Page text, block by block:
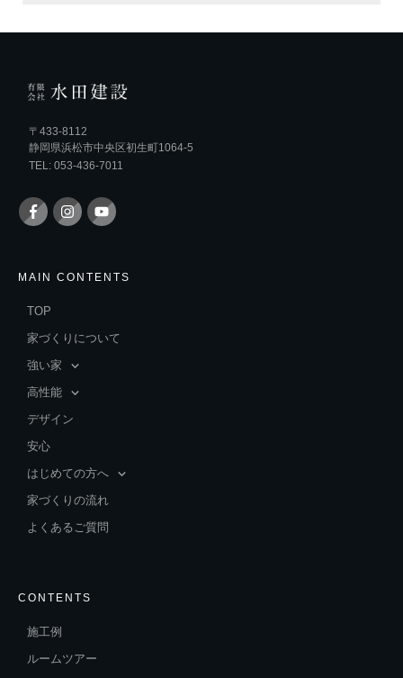
〒433-8112
静岡県浜松市中央区初生町1064-5
TEL: 053-436-7011
MAIN CONTENTS
TOP
家づくりについて
強い家
高性能
デザイン
安心
はじめての方へ
家づくりの流れ
よくあるご質問
CONTENTS
施工例
ルームツアー